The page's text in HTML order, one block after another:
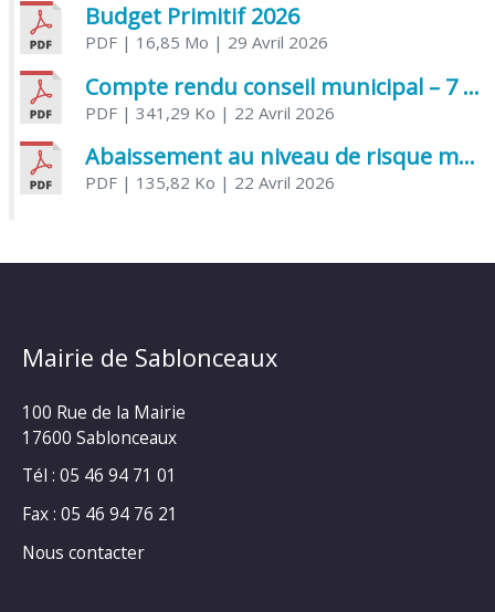
Budget Primitif 2026
PDF| 16,85 Mo | 29 Avril 2026
Compte rendu conseil municipal – 7 avril 2026
PDF| 341,29 Ko | 22 Avril 2026
Abaissement au niveau de risque modéré de l’Influenza aviaire
PDF| 135,82 Ko | 22 Avril 2026
Mairie de Sablonceaux
100 Rue de la Mairie
17600 Sablonceaux
Tél : 05 46 94 71 01
Fax : 05 46 94 76 21
Nous contacter